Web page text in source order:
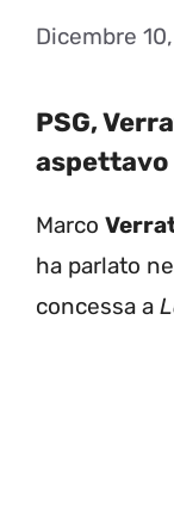
Dicembre
PSG,
aspettavo
Marco
ha parlato
concessa a